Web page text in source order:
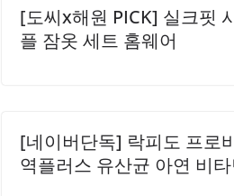
하여 건강한 피부를 유지하는 데 기
[도씨x해원 PICK] 실크핏
플 잠옷 세트 홈웨어
[네이버단독] 락피도 프로
역플러스 유산균 아연 비